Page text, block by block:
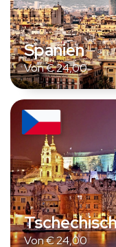
Spanien
Von€24,00
Von€24,00